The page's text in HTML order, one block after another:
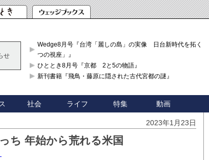
せ
Wedge8月号『台湾「麗しの島」の実像 日台新時代を拓く「3
つの視座」』
ひととき8月号『京都 2と5の物語』
新刊書籍『飛鳥・藤原に隠された古代宮都の謎』
社会 ライフ 特集 動画
2023年1月23日
ち 年始から荒れる米国